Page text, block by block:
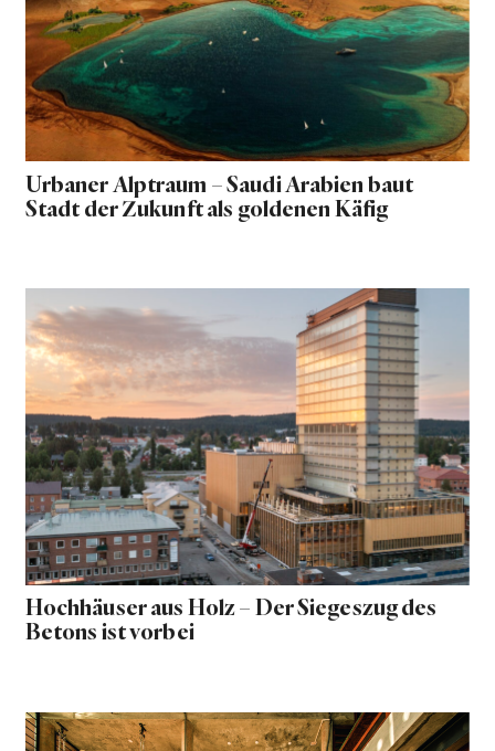
Urbaner Alptraum – Saudi Arabien baut
Stadt der Zukunft als goldenen Käfig
Hochhäuser aus Holz – Der Siegeszug des
Betons ist vorbei